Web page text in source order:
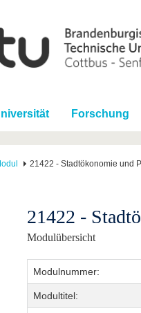
Forschung
21422 - Stadtökonomie und
21422 -
Modulübersicht
Modulnummer:
Modultitel: